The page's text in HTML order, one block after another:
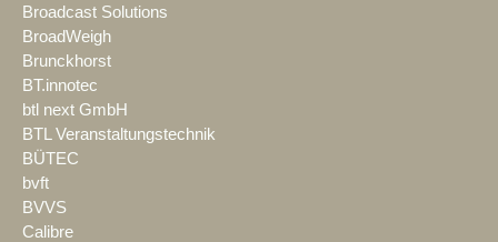
Broadcast Solutions
BroadWeigh
Brunckhorst
BT.innotec
btl next GmbH
BTL Veranstaltungstechnik
BÜTEC
bvft
BVVS
Calibre